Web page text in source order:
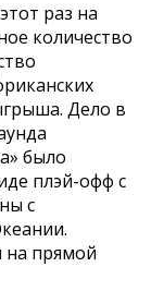
раз на
количество
Дело в
было
плэй-офф с
с
на прямой